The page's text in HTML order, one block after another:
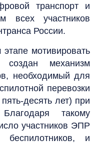
транспорт и
всех участников
России.
мотивировать
создан механизм
необходимый для
перевозки
десять лет) при
такому
участников ЭПР
и